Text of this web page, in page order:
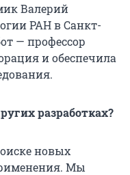
Валерий
РАН в Санкт-
— профессор
и обеспечила
разработках?
новых
Мы